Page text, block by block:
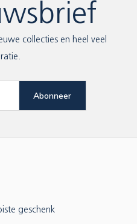
collecties en heel veel
Abonneer
geschenk